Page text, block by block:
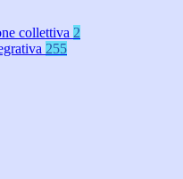
collettiva 2
255